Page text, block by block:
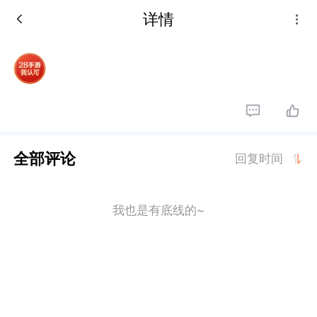
详情
全部评论 回复时间
我也是有底线的~